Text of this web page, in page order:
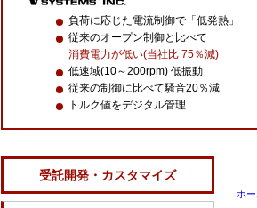
負荷に応じた電流制御で「低発熱」
従来のオープン制御と比べて
消費電力が低い(当社比 75％減)
低速域(10～200rpm) 低振動
従来の制御に比べて騒音20％減
トルク値をデジタル管理
ホ
受託開発・カスタマイズ